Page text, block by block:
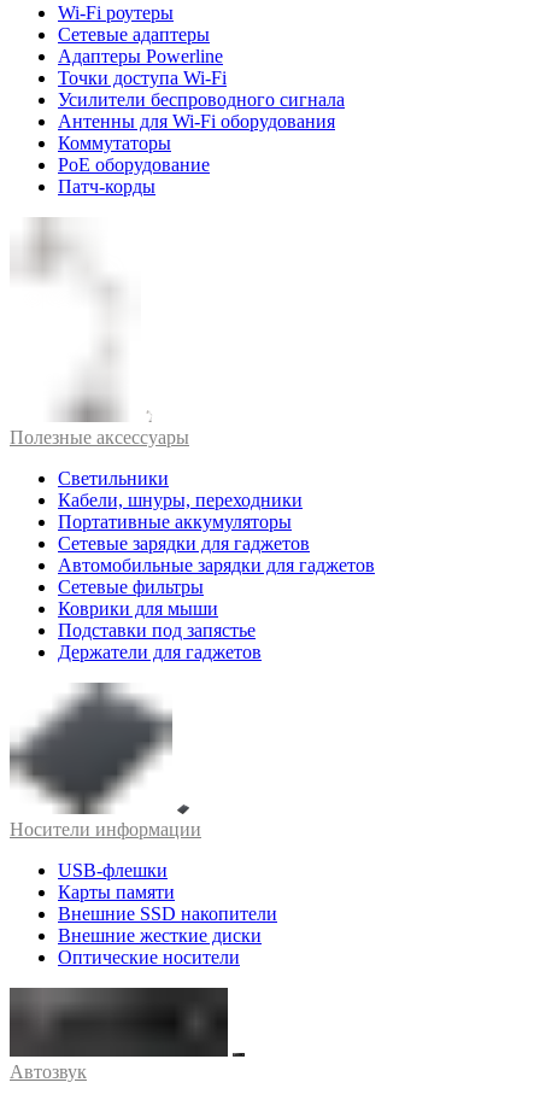
Wi-Fi роутеры
Сетевые адаптеры
Адаптеры Powerline
Точки доступа Wi-Fi
Усилители беспроводного сигнала
Антенны для Wi-Fi оборудования
Коммутаторы
PoE оборудование
Патч-корды
Полезные аксессуары
Светильники
Кабели, шнуры, переходники
Портативные аккумуляторы
Сетевые зарядки для гаджетов
Автомобильные зарядки для гаджетов
Сетевые фильтры
Коврики для мыши
Подставки под запястье
Держатели для гаджетов
Носители информации
USB-флешки
Карты памяти
Внешние SSD накопители
Внешние жесткие диски
Оптические носители
Автозвук